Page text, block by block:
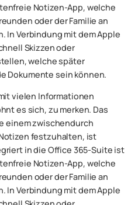
Notizen-App, welche
oder der Familie an
In Verbindung mit dem Apple
Skizzen oder
welche später
Dokumente sein können.
vielen Informationen
es sich, zu merken. Das
einem zwischendurch
festzuhalten, ist
in die Office 365-Suite ist
Notizen-App, welche
oder der Familie an
In Verbindung mit dem Apple